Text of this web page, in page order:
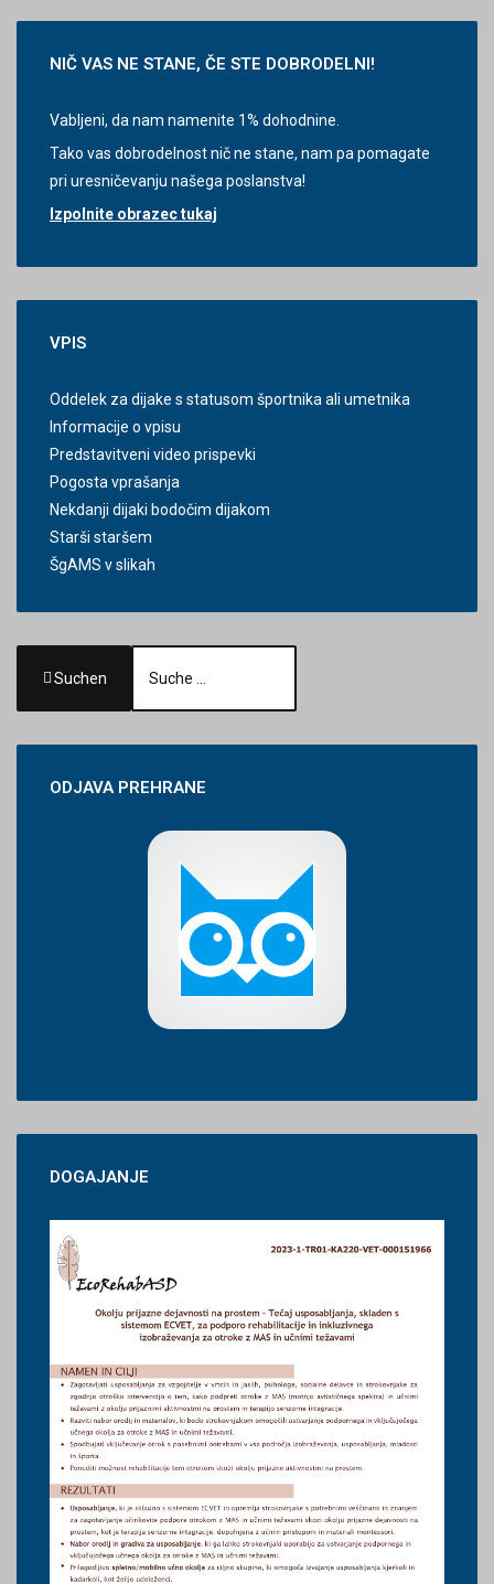
NIČ VAS NE STANE, ČE STE DOBRODELNI!
Vabljeni, da nam namenite 1% dohodnine.
Tako vas dobrodelnost nič ne stane, nam pa pomagate
pri uresničevanju našega poslanstva!
Izpolnite obrazec tukaj
VPIS
Oddelek za dijake s statusom športnika ali umetnika
Informacije o vpisu
Predstavitveni video prispevki
Pogosta vprašanja
Nekdanji dijaki bodočim dijakom
Starši staršem
ŠgAMS v slikah
Suchen
ODJAVAPREHRANE
DOGAJANJE